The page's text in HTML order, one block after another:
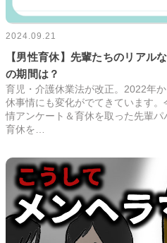
2024.09.21
【男性育休】先輩たちのリアル
の期間は？
育児・介護休業法が改正。2022年
休事情にも変化がでてきています
情アンケート＆育休を取った先輩パ
育休を…